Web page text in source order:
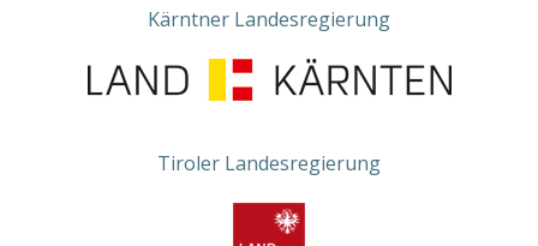
Kärntner Landesregierung
Tiroler Landesregierung